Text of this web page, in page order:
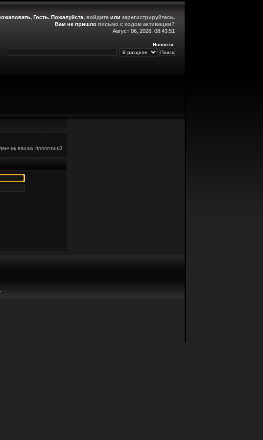
Гость. Пожалуйста, войдите или зарегистрируйтесь.
Вам не пришло письмо с кодом активации?
Август 06, 2026, 08:43:51
Новости:
ваших пропозицій.